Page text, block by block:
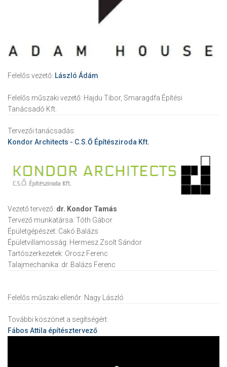
Felelős vezető: László Ádám
Felelős műszaki vezető: Hajdu Tibor, Smaragdfa Építési
Tanácsadó Kft.
Tervezői tanácsadás:
Kondor Architects - C.S.Ő Építésziroda Kft.
Vezető tervező: dr. Kondor Tamás
Tervező munkatársa: Tóth Gábor
Épületgépészet: Cakó Balázs
Épületvillamosság: Hermesz Zsolt Sándor
Tartószerkezetek: Orosz Ferenc
Talajmechanika: dr. Balázs Ferenc
Felelős műszaki ellenőr: Nagy László
További köszönet a segítségért:
Fábos Attila építésztervező